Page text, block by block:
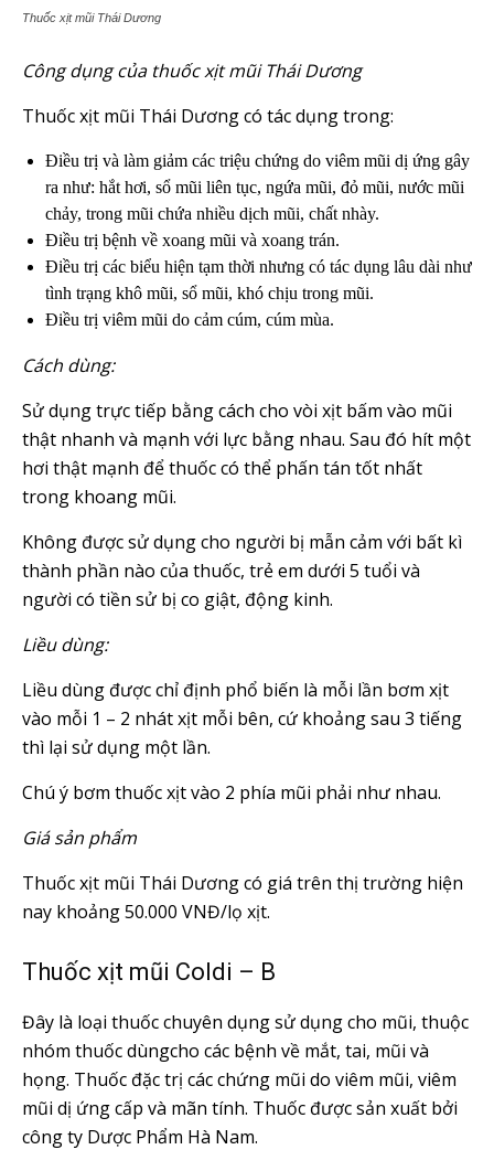
Thuốc xịt mũi Thái Dương
Công dụng của thuốc xịt mũi Thái Dương
Thuốc xịt mũi Thái Dương có tác dụng trong:
Điều trị và làm giảm các triệu chứng do viêm mũi dị ứng gây
ra như: hắt hơi, sổ mũi liên tục, ngứa mũi, đỏ mũi, nước mũi
chảy, trong mũi chứa nhiều dịch mũi, chất nhày.
Điều trị bệnh về xoang mũi và xoang trán.
Điều trị các biểu hiện tạm thời nhưng có tác dụng lâu dài như
tình trạng khô mũi, sổ mũi, khó chịu trong mũi.
Điều trị viêm mũi do cảm cúm, cúm mùa.
Cách dùng:
Sử dụng trực tiếp bằng cách cho vòi xịt bấm vào mũi
thật nhanh và mạnh với lực bằng nhau. Sau đó hít một
hơi thật mạnh để thuốc có thể phấn tán tốt nhất
trong khoang mũi.
Không được sử dụng cho người bị mẫn cảm với bất kì
thành phần nào của thuốc, trẻ em dưới 5 tuổi và
người có tiền sử bị co giật, động kinh.
Liều dùng:
Liều dùng được chỉ định phổ biến là mỗi lần bơm xịt
vào mỗi 1 – 2 nhát xịt mỗi bên, cứ khoảng sau 3 tiếng
thì lại sử dụng một lần.
Chú ý bơm thuốc xịt vào 2 phía mũi phải như nhau.
Giá sản phẩm
Thuốc xịt mũi Thái Dương có giá trên thị trường hiện
nay khoảng 50.000 VNĐ/lọ xịt.
Thuốc xịt mũi Coldi – B
Đây là loại thuốc chuyên dụng sử dụng cho mũi, thuộc
nhóm thuốc dùngcho các bệnh về mắt, tai, mũi và
họng. Thuốc đặc trị các chứng mũi do viêm mũi, viêm
mũi dị ứng cấp và mãn tính. Thuốc được sản xuất bởi
công ty Dược Phẩm Hà Nam.